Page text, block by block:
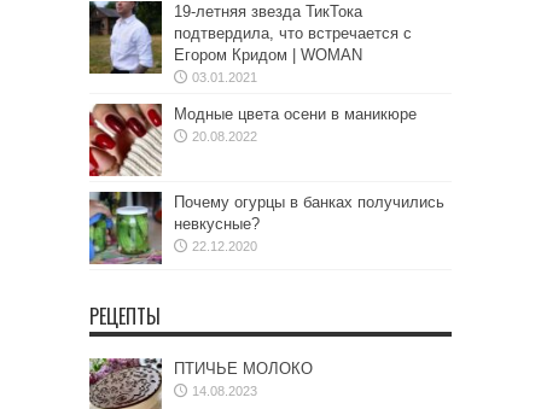
19-летняя звезда ТикТока
подтвердила, что встречается с
Егором Кридом | WOMAN
03.01.2021
Модные цвета осени в маникюре
20.08.2022
Почему огурцы в банках получились
невкусные?
22.12.2020
РЕЦЕПТЫ
ПТИЧЬЕ МОЛОКО
14.08.2023